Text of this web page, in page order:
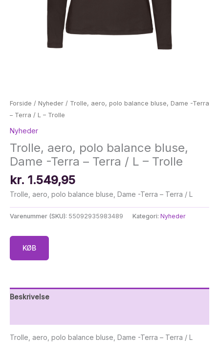
Forside / Nyheder / Trolle, aero, polo balance bluse, Dame -Terra
– Terra / L – Trolle
Nyheder
Trolle, aero, polo balance bluse,
Dame -Terra – Terra / L – Trolle
kr. 1.549,95
Trolle, aero, polo balance bluse, Dame -Terra – Terra / L
Varenummer (SKU): 55092935983489 Kategori: Nyheder
KØB
Beskrivelse
Trolle, aero, polo balance bluse, Dame -Terra – Terra / L